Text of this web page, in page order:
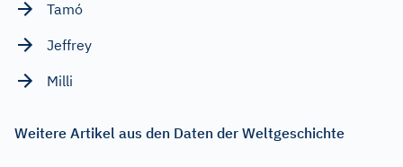
Tamó
Jeffrey
Milli
Weitere Artikel aus den Daten der Weltgeschichte